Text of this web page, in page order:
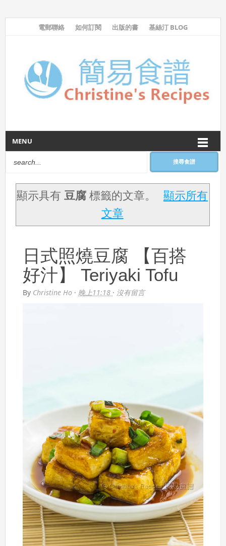
電郵聯絡 如何訂閱 出版的書 基絲汀 BLOG
MENU
搜尋食譜
顯示具有豆腐 標籤的文章。
顯示所有
文章
日式照燒豆腐 【百搭
好汁】 Teriyaki Tofu
By Christine Ho · 晚上11:18 · 沒有留言